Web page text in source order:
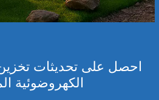
احصل على تحديثات
الكهروضوئية